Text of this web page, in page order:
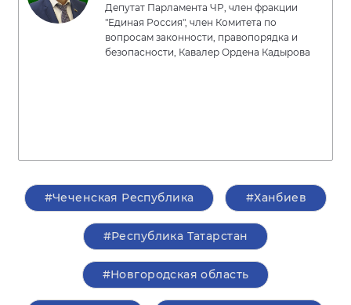
Депутат Парламента ЧР, член фракции
"Единая Россия", член Комитета по
вопросам законности, правопорядка и
безопасности, Кавалер Ордена Кадырова
#Чеченская Республика #Ханбиев
#Республика Татарстан
#Новгородская область